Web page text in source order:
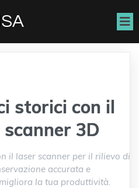
storici con il
3D
il laser scanner per il rilievo di
accurata e
la tua produttività.